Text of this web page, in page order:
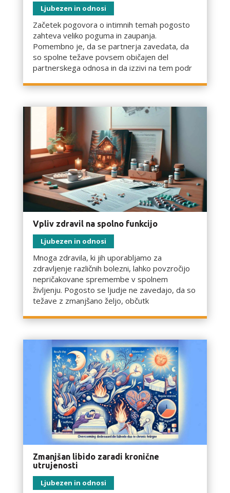
Ljubezen in odnosi
Začetek pogovora o intimnih temah pogosto
zahteva veliko poguma in zaupanja.
Pomembno je, da se partnerja zavedata, da
so spolne težave povsem običajen del
partnerskega odnosa in da izzivi na tem podr
Vpliv zdravil na spolno funkcijo
Ljubezen in odnosi
Mnoga zdravila, ki jih uporabljamo za
zdravljenje različnih bolezni, lahko povzročijo
nepričakovane spremembe v spolnem
življenju. Pogosto se ljudje ne zavedajo, da so
težave z zmanjšano željo, občutk
Zmanjšan libido zaradi kronične
utrujenosti
Ljubezen in odnosi